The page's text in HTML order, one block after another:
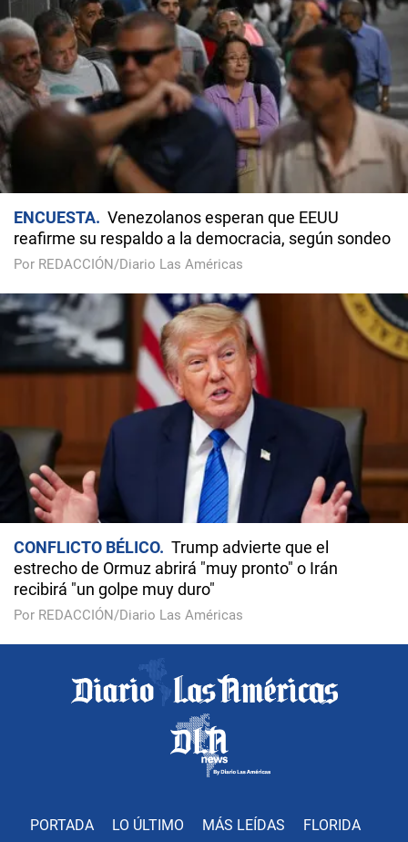
ENCUESTA
Venezolanos esperan que EEUU
reafirme su respaldo a la democracia, según sondeo
Por REDACCIÓN/Diario Las Américas
CONFLICTO BÉLICO
Trump advierte que el
estrecho de Ormuz abrirá "muy pronto" o Irán
recibirá "un golpe muy duro"
Por REDACCIÓN/Diario Las Américas
PORTADA LO ÚLTIMO MÁS LEÍDAS FLORIDA